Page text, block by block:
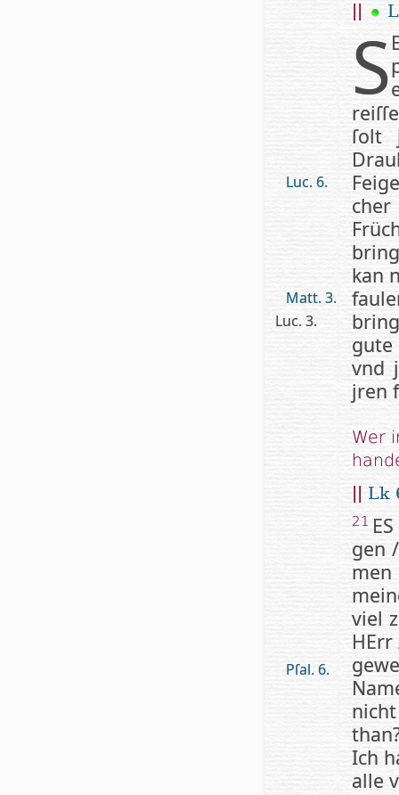
Luc. 6.
Matt. 3.
Luc. 3.
S
ſolt
kan
vnd
jren
Pſal. 6.
Wer
Lk
21
gen
viel
Ich
alle